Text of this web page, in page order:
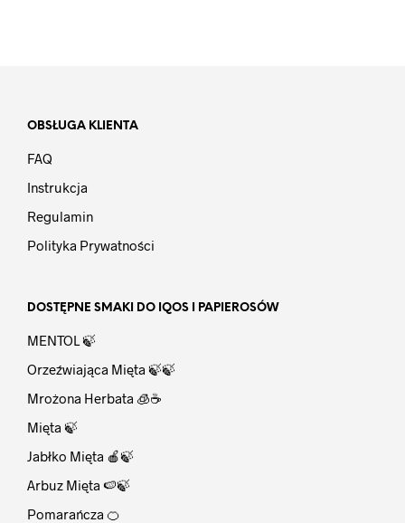
OBSŁUGA KLIENTA
FAQ
Instrukcja
Regulamin
Polityka Prywatności
DOSTĘPNE SMAKI DO IQOS I PAPIEROSÓW
MENTOL 🍃
Orzeźwiająca Mięta 🍃🍃
Mrożona Herbata 🧊☕
Mięta 🍃
Jabłko Mięta 🍎🍃
Arbuz Mięta 🍉🍃
Pomarańcza 🍊